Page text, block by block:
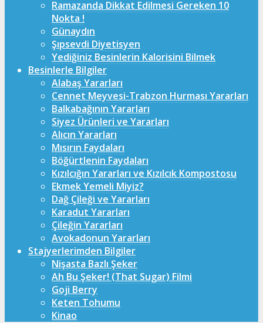
Ramazanda Dikkat Edilmesi Gereken 10
Nokta !
Günaydın
Şıpsevdi Diyetisyen
Yediğiniz Besinlerin Kalorisini Bilmek
Besinlerle Bilgiler
Alabaş Yararları
Cennet Meyvesi-Trabzon Hurması Yararları
Balkabağının Yararları
Siyez Ürünleri ve Yararları
Alıcın Yararları
Mısırın Faydaları
Böğürtlenin Faydaları
Kızılcığın Yararları ve Kızılcık Kompostosu
Ekmek Yemeli Miyiz?
Dağ Çileği ve Yararları
Karadut Yararları
Çileğin Yararları
Avokadonun Yararları
Stajyerlerimden Bilgiler
Nişasta Bazlı Şeker
Ah Bu Şeker! (That Sugar) Filmi
Goji Berry
Keten Tohumu
Kinao